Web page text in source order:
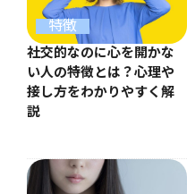
特徴
社交的なのに心を開かな
い人の特徴とは？心理や
接し方をわかりやすく解
説